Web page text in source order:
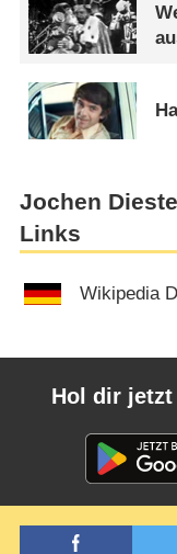
Jochen
Links
Wikipedia
Hol dir jetzt